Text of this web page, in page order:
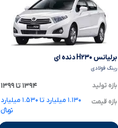
برلیانس H۲۳۰ دنده ای
رینگ فولادی
بازه تولید ۱۳۹۴ تا ۱۳۹۹
بازه قیمت
۱.۱۳۰ میلیارد تا ۱.۵۳۰ میلیارد
تومانءءء